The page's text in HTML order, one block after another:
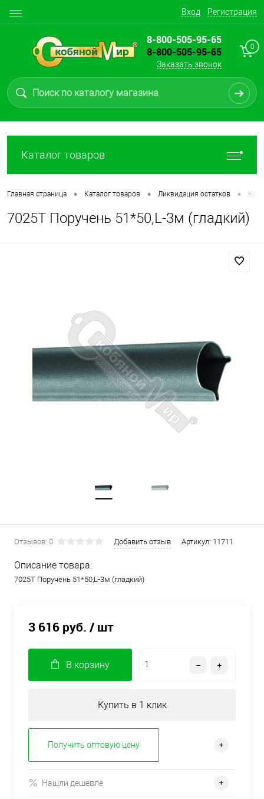
Вход Регистрация
8-800-505-95-65
8-800-505-95-65
Заказать звонок
0
Каталог товаров
Главная страница • Каталог товаров • Ликвидация остатков •
7025Т Поручень 51*50,L-3м (гладкий)
Отзывов: 0 Добавить отзыв Артикул: 11711
Описание товара:
7025Т Поручень 51*50,L-3м (гладкий)
3 616 руб. / шт
В корзину
Купить в 1 клик
Получить оптовую цену
Нашли дешевле